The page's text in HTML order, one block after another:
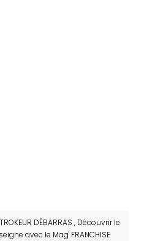
DÉBARRAS , Découvrir le
avec le Mag' FRANCHISE